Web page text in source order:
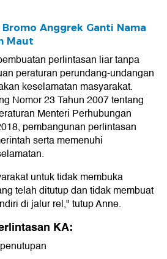
Anggrek Ganti Nama
Maut
perlintasan liar tanpa
peraturan perundang-undangan
keselamatan masyarakat.
Nomor 23 Tahun 2007 tentang
Menteri Perhubungan
pembangunan perlintasan
serta memenuhi
untuk tidak membuka
telah ditutup dan tidak membuat
di jalur rel," tutup Anne.
KA: